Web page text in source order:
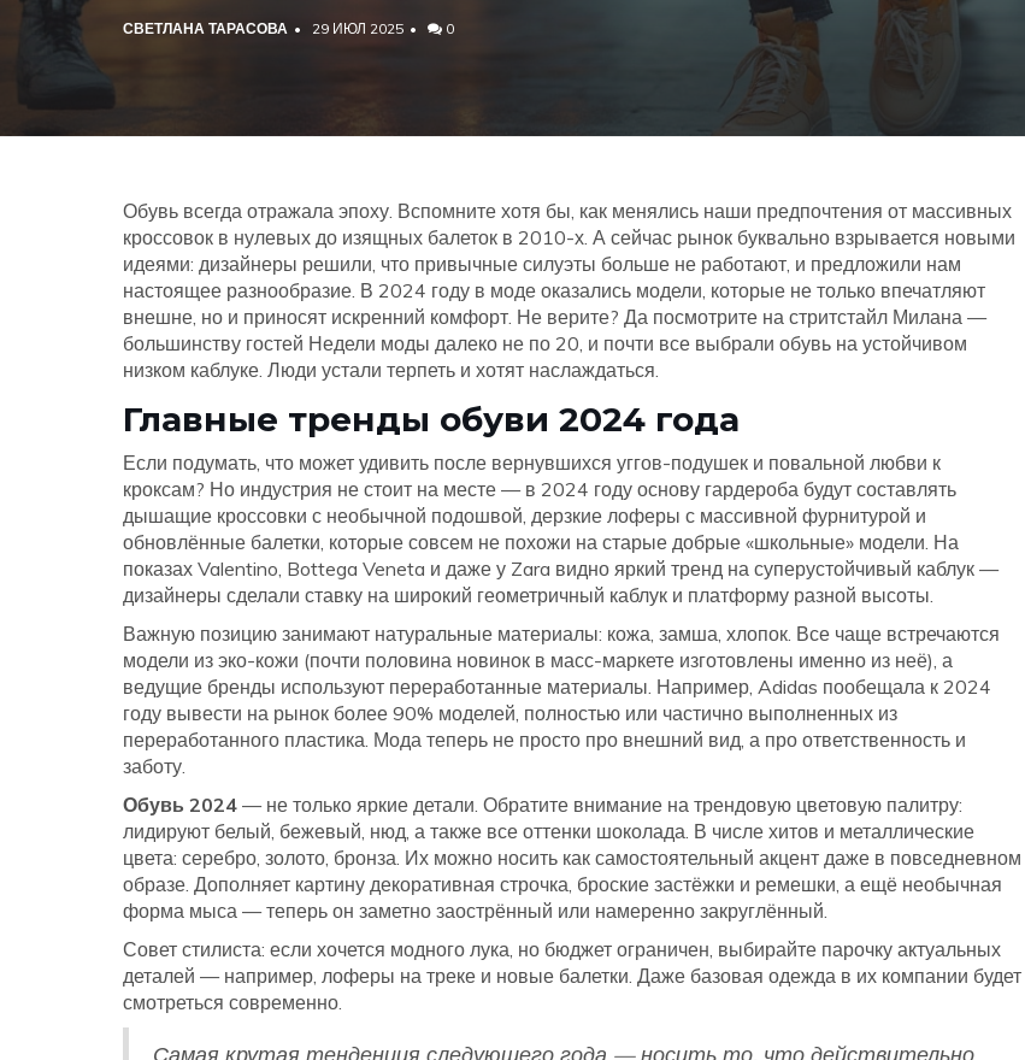
СВЕТЛАНА ТАРАСОВА 29 ИЮЛ 2025 0
Обувь всегда отражала эпоху. Вспомните хотя бы, как менялись наши предпочтения от массивных
кроссовок в нулевых до изящных балеток в 2010-х. А сейчас рынок буквально взрывается новыми
идеями: дизайнеры решили, что привычные силуэты больше не работают, и предложили нам
настоящее разнообразие. В 2024 году в моде оказались модели, которые не только впечатляют
внешне, но и приносят искренний комфорт. Не верите? Да посмотрите на стритстайл Милана —
большинству гостей Недели моды далеко не по 20, и почти все выбрали обувь на устойчивом
низком каблуке. Люди устали терпеть и хотят наслаждаться.
Главные тренды обуви 2024 года
Если подумать, что может удивить после вернувшихся уггов-подушек и повальной любви к
кроксам? Но индустрия не стоит на месте — в 2024 году основу гардероба будут составлять
дышащие кроссовки с необычной подошвой, дерзкие лоферы с массивной фурнитурой и
обновлённые балетки, которые совсем не похожи на старые добрые «школьные» модели. На
показах Valentino, Bottega Veneta и даже у Zara видно яркий тренд на суперустойчивый каблук —
дизайнеры сделали ставку на широкий геометричный каблук и платформу разной высоты.
Важную позицию занимают натуральные материалы: кожа, замша, хлопок. Все чаще встречаются
модели из эко-кожи (почти половина новинок в масс-маркете изготовлены именно из неё), а
ведущие бренды используют переработанные материалы. Например, Adidas пообещала к 2024
году вывести на рынок более 90% моделей, полностью или частично выполненных из
переработанного пластика. Мода теперь не просто про внешний вид, а про ответственность и
заботу.
Обувь 2024 — не только яркие детали. Обратите внимание на трендовую цветовую палитру:
лидируют белый, бежевый, нюд, а также все оттенки шоколада. В числе хитов и металлические
цвета: серебро, золото, бронза. Их можно носить как самостоятельный акцент даже в повседневном
образе. Дополняет картину декоративная строчка, броские застёжки и ремешки, а ещё необычная
форма мыса — теперь он заметно заострённый или намеренно закруглённый.
Совет стилиста: если хочется модного лука, но бюджет ограничен, выбирайте парочку актуальных
деталей — например, лоферы на треке и новые балетки. Даже базовая одежда в их компании будет
смотреться современно.
Самая крутая тенденция следующего года — носить то, что действительно